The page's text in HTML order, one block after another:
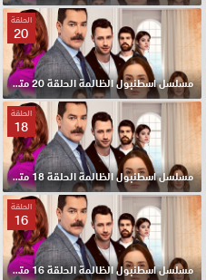
الحلقة
20
مسلسل اسطنبول الظالمة الحلقة 20 مترجم HD
الحلقة
18
مسلسل اسطنبول الظالمة الحلقة 18 مترجم HD
الحلقة
16
مسلسل اسطنبول الظالمة الحلقة 16 مترجم HD